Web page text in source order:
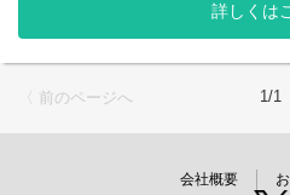
◆荷受け・検収検品・在庫管理（
数の確認など）
◇業務の変更範囲：厨房業務全般
※雇用期間の定めなし
詳しくは
〈 前のページへ 1/1
会社概要